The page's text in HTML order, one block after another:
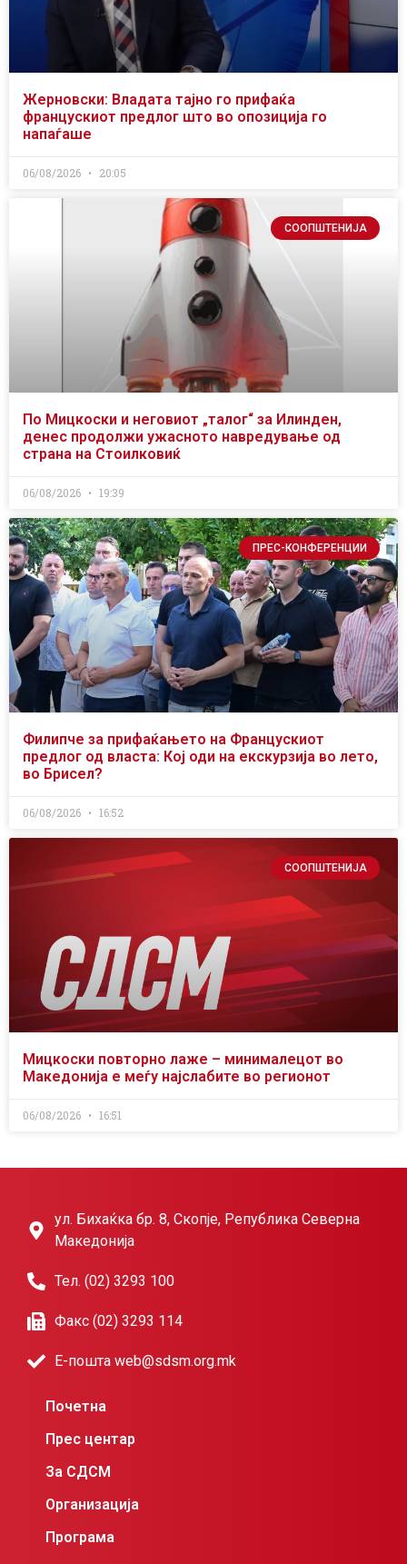
Жерновски: Владата тајно го прифаќа
францускиот предлог што во опозиција го
напаѓаше
06/08/2026 20:05
СООПШТЕНИЈА
По Мицкоски и неговиот „талог“ за Илинден,
денес продолжи ужасното навредување од
страна на Стоилковиќ
06/08/2026 19:39
ПРЕС-КОНФЕРЕНЦИИ
Филипче за прифаќањето на Францускиот
предлог од власта: Кој оди на екскурзија во лето,
во Брисел?
06/08/2026 16:52
СООПШТЕНИЈА
Мицкоски повторно лаже – минималецот во
Македонија е меѓу најслабите во регионот
06/08/2026 16:51
ул. Бихаќка бр. 8, Скопје, Република Северна
Македонија
Тел. (02) 3293 100
Факс (02) 3293 114
Е-пошта web@sdsm.org.mk
Почетна
Прес центар
За СДСМ
Организација
Програма